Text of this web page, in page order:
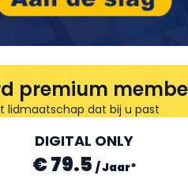
premium
lidmaatschap dat bij u past
DIGITAL ONLY
€ 79.5 /Jaar*